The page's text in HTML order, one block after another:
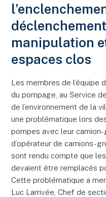
manipulation
espaces clos
Les membres de l’équipe
du pompage, au Service
de l’environnement de la
une problématique lors
pompes avec leur camion-
d’opérateur de camions-
sont rendu compte que
devaient être remplacés
Cette problématique a
Luc Larrivée, Chef de